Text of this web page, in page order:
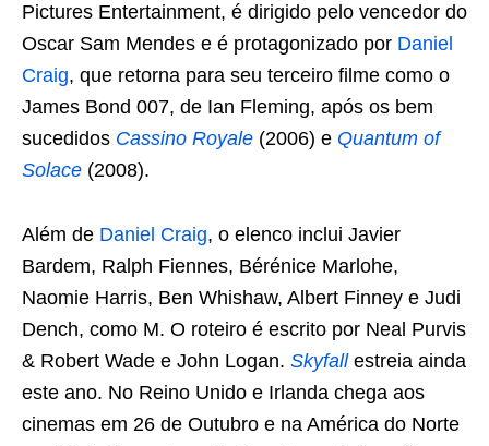
Pictures Entertainment, é dirigido pelo vencedor do
Oscar Sam Mendes e é protagonizado por Daniel
Craig, que retorna para seu terceiro filme como o
James Bond 007, de Ian Fleming, após os bem
sucedidos Cassino Royale (2006) e Quantum of
Solace (2008).
Além de Daniel Craig, o elenco inclui Javier
Bardem, Ralph Fiennes, Bérénice Marlohe,
Naomie Harris, Ben Whishaw, Albert Finney e Judi
Dench, como M. O roteiro é escrito por Neal Purvis
& Robert Wade e John Logan. Skyfallestreia ainda
este ano. No Reino Unido e Irlanda chega aos
cinemas em 26 de Outubro e na América do Norte